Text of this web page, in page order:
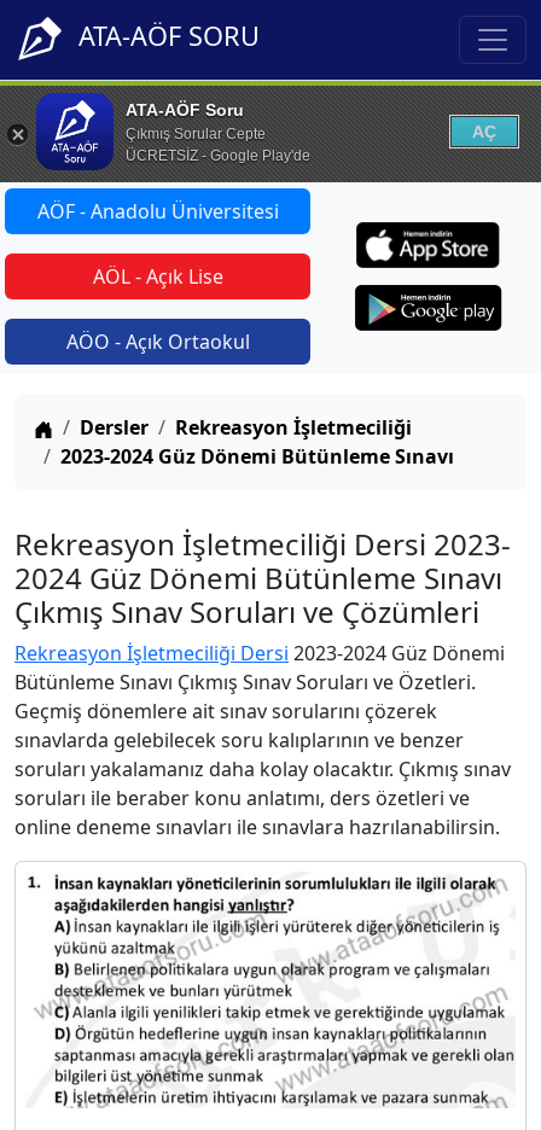
ATA-AÖF SORU
ATA-AÖF Soru
Çıkmış Sorular Cepte
ÜCRETSİZ - Google Play'de
AÇ
AÖF - Anadolu Üniversitesi
AÖL - Açık Lise
AÖO - Açık Ortaokul
Anasayfa
Dersler
Rekreasyon İşletmeciliği
2023-2024 Güz Dönemi Bütünleme Sınavı
Rekreasyon İşletmeciliği Dersi 2023-
2024 Güz Dönemi Bütünleme Sınavı
Çıkmış Sınav Soruları ve Çözümleri
Rekreasyon İşletmeciliği Dersi 2023-2024 Güz Dönemi
Bütünleme Sınavı Çıkmış Sınav Soruları ve Özetleri.
Geçmiş dönemlere ait sınav sorularını çözerek
sınavlarda gelebilecek soru kalıplarının ve benzer
soruları yakalamanız daha kolay olacaktır. Çıkmış sınav
soruları ile beraber konu anlatımı, ders özetleri ve
online deneme sınavları ile sınavlara hazrılanabilirsin.